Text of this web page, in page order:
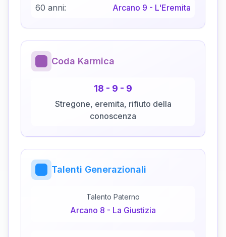
60 anni: Arcano 9 - L'Eremita
Coda Karmica
18 - 9 - 9
Stregone, eremita, rifiuto della
conoscenza
Talenti Generazionali
Talento Paterno
Arcano 8 - La Giustizia